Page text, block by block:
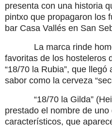
presenta con una historia
pintxo que propagaron los
bar Casa Vallés en San
La marca rinde
favoritas de los hosteleros
“18/70 la Rubia”, que
sabor como la cerveza
“18/70 la Gilda”
prestado el nombre de
característicos, que